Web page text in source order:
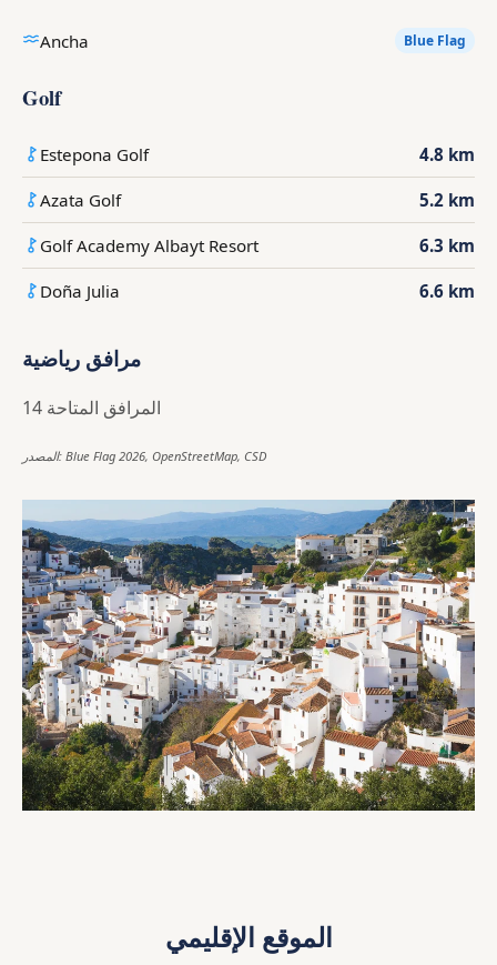
Ancha Blue Flag
Golf
Estepona Golf 4.8 km
Azata Golf 5.2 km
Golf Academy Albayt Resort 6.3 km
Doña Julia 6.6 km
مرافق رياضية
14 المرافق المتاحة
المصدر: Blue Flag 2026, OpenStreetMap, CSD
الموقع الإقليمي